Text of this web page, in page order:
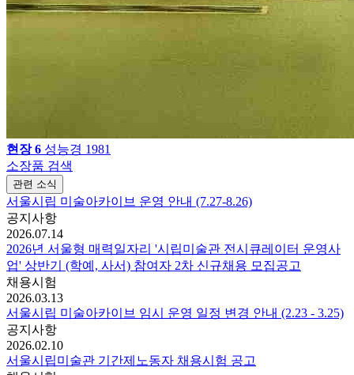
현장 6 성능경 1981
소장품 검색
관련 소식
서울시립 미술아카이브 운영 안내 (7.27-8.26)
공지사항
2026.07.14
2026년 서울형 매력일자리 '시립미술관 전시큐레이터 운영사
업' 상반기 (학예, 사서) 참여자 2차 신규채용 모집공고
채용시험
2026.03.13
서울시립 미술아카이브 임시 운영 일정 변경 안내 (2.23 - 3.25)
공지사항
2026.02.10
서울시립미술관 기간제노동자 채용시험 공고